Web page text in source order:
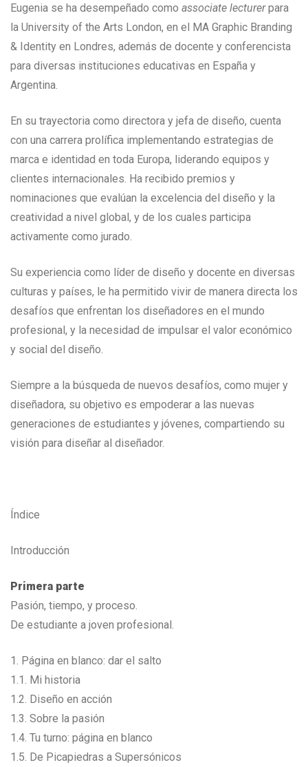
Eugenia se ha desempeñado como associate lecturerpara
la University of the Arts London, en el MA Graphic Branding
& Identity en Londres, además de docente y conferencista
para diversas instituciones educativas en España y
Argentina.
En su trayectoria como directora y jefa de diseño, cuenta
con una carrera prolífica implementando estrategias de
marca e identidad en toda Europa, liderando equipos y
clientes internacionales. Ha recibido premios y
nominaciones que evalúan la excelencia del diseño y la
creatividad a nivel global, y de los cuales participa
activamente como jurado.
Su experiencia como líder de diseño y docente en diversas
culturas y países, le ha permitido vivir de manera directa los
desafíos que enfrentan los diseñadores en el mundo
profesional, y la necesidad de impulsar el valor económico
y social del diseño.
Siempre a la búsqueda de nuevos desafíos, como mujer y
diseñadora, su objetivo es empoderar a las nuevas
generaciones de estudiantes y jóvenes, compartiendo su
visión para diseñar al diseñador.
Índice
Introducción
Primera parte
Pasión, tiempo, y proceso.
De estudiante a joven profesional.
1. Página en blanco: dar el salto
1.1. Mi historia
1.2. Diseño en acción
1.3. Sobre la pasión
1.4. Tu turno: página en blanco
1.5. De Picapiedras a Supersónicos